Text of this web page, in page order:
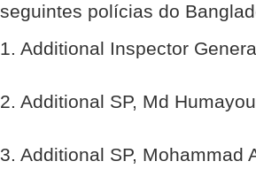
seguintes polícias do
1. Additional Inspector
2. Additional SP, Md
3. Additional SP, Mohammad